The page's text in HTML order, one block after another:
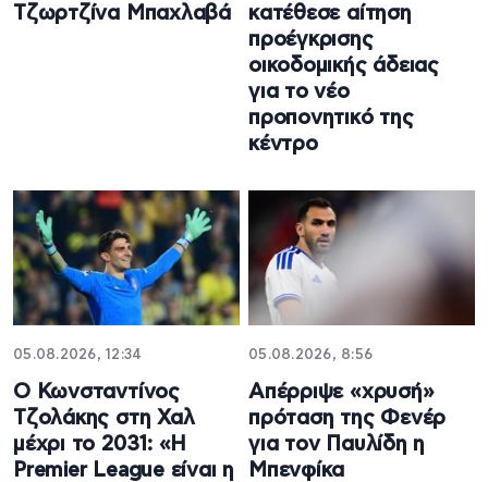
Τζωρτζίνα Μπαχλαβά
κατέθεσε αίτηση
προέγκρισης
οικοδομικής άδειας
για το νέο
προπονητικό της
κέντρο
05.08.2026, 12:34
Ο Κωνσταντίνος
Τζολάκης στη Χαλ
μέχρι το 2031: «Η
Premier League είναι η
05.08.2026, 8:56
Απέρριψε «χρυσή»
πρόταση της Φενέρ
για τον Παυλίδη η
Μπενφίκα